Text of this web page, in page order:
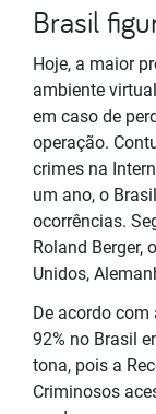
Brasil
Hoje, a maior
ambiente
em caso de
operação.
crimes na
um ano, o
ocorrências.
Roland Berger,
Unidos,
De acordo com
92% no Brasil
tona, pois a
Criminosos